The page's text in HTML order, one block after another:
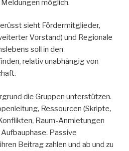
möglich.
sieht Fördermitglieder,
Vorstand) und Regionale
soll in den
relativ unabhängig von
die Gruppen unterstützen.
Ressourcen (Skripte,
Raum-Anmietungen
Passive
Beitrag zahlen und ab und zu